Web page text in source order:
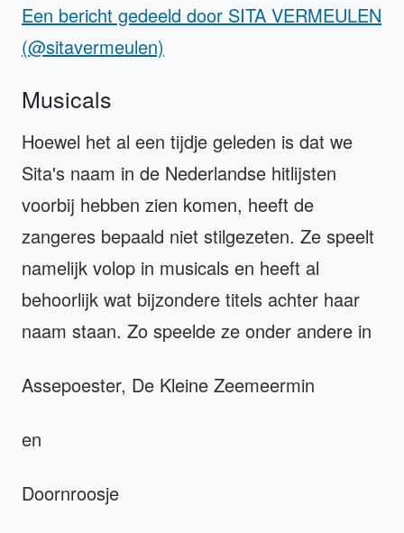
Een bericht gedeeld door SITA VERMEULEN
(@sitavermeulen)
Musicals
Hoewel het al een tijdje geleden is dat we
Sita's naam in de Nederlandse hitlijsten
voorbij hebben zien komen, heeft de
zangeres bepaald niet stilgezeten. Ze speelt
namelijk volop in musicals en heeft al
behoorlijk wat bijzondere titels achter haar
naam staan. Zo speelde ze onder andere in
Assepoester, De Kleine Zeemeermin
en
Doornroosje